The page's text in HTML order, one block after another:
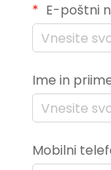
E-poštni
Ime in
Mobilni